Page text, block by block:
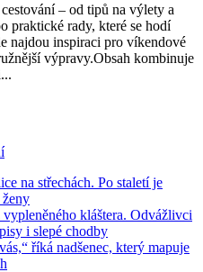
– od tipů na výlety a
praktické rady, které se hodí
najdou inspiraci pro víkendové
výpravy.Obsah kombinuje
na střechách. Po staletí je
kláštera. Odvážlivci
i slepé chodby
říká nadšenec, který mapuje